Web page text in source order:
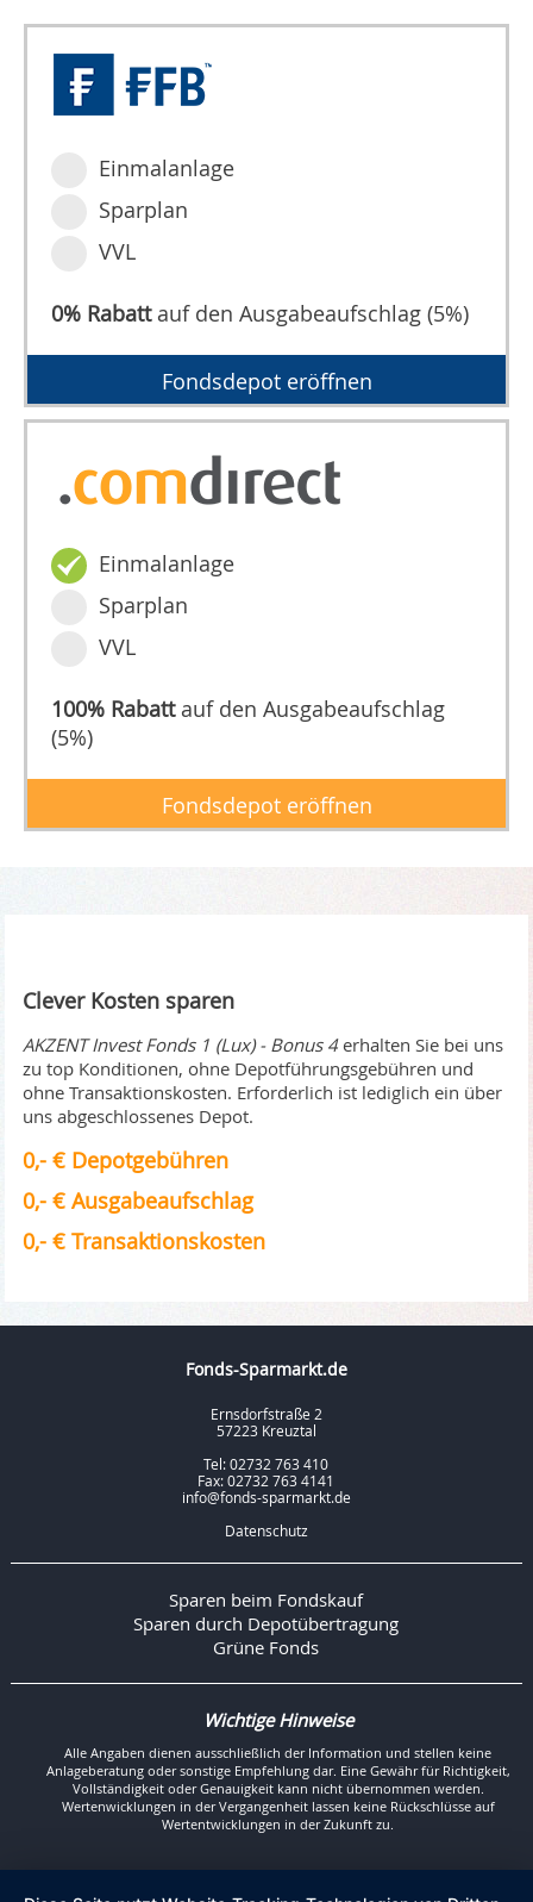
Einmalanlage
Sparplan
VVL
0% Rabattauf den Ausgabeaufschlag (5%)
Fondsdepot eröffnen
Einmalanlage
Sparplan
VVL
100% Rabattauf den Ausgabeaufschlag
(5%)
Fondsdepot eröffnen
Clever Kosten sparen
AKZENT Invest Fonds 1 (Lux) - Bonus 4erhalten Sie bei uns
zu top Konditionen, ohne Depotführungsgebühren und
ohne Transaktionskosten. Erforderlich ist lediglich ein über
uns abgeschlossenes Depot.
0,- € Depotgebühren
0,- € Ausgabeaufschlag
0,- € Transaktionskosten
Fonds-Sparmarkt.de
Ernsdorfstraße 2
57223 Kreuztal
Tel: 02732 763 410
Fax: 02732 763 4141
info@fonds-sparmarkt.de
Datenschutz
Sparen beim Fondskauf
Sparen durch Depotübertragung
Grüne Fonds
Wichtige Hinweise
Alle Angaben dienen ausschließlich der Information und stellen keine
Anlageberatung oder sonstige Empfehlung dar. Eine Gewähr für Richtigkeit,
Vollständigkeit oder Genauigkeit kann nicht übernommen werden.
Wertenwicklungen in der Vergangenheit lassen keine Rückschlüsse auf
Wertentwicklungen in der Zukunft zu.